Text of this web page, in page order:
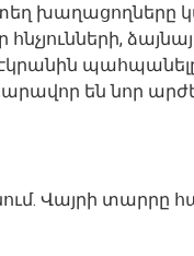
խաղացողները
են նոր
Վայրի